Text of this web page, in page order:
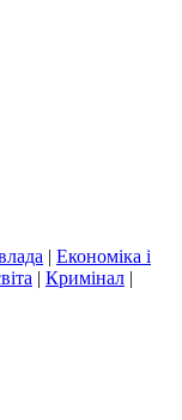
| Економіка і
| Кримінал |